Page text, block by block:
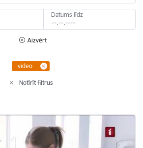
Datums līdz
Aizvērt
video
Notīrīt filtrus